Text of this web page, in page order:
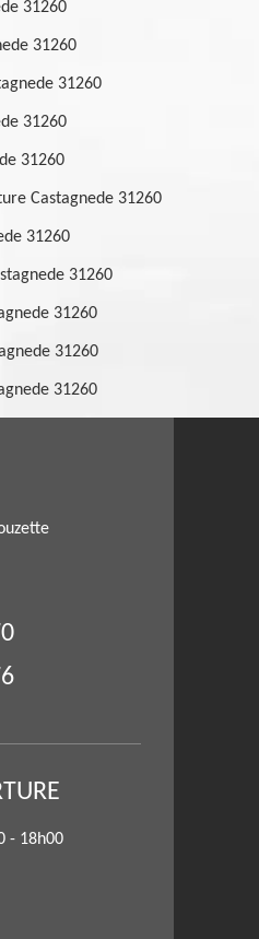
31260
31260
31260
31260
31260
Castagnede 31260
31260
31260
31260
31260
31260
- 18h00